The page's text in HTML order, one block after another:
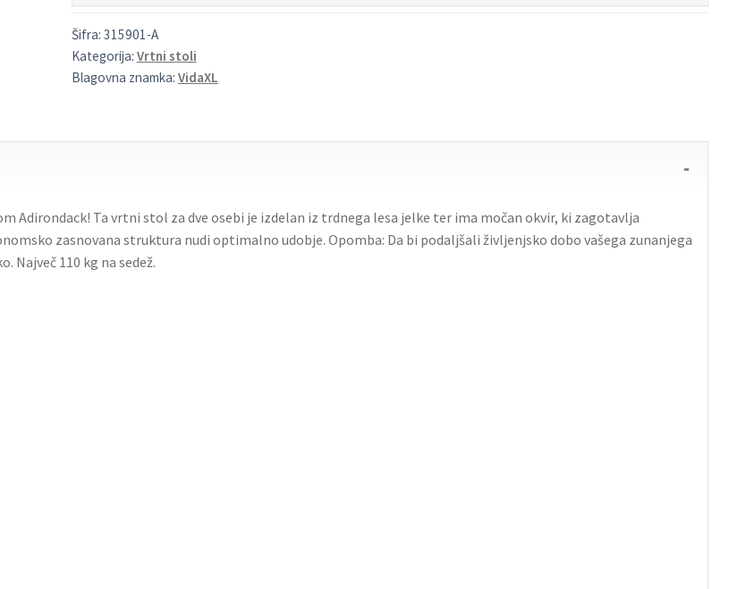
Šifra: 315901-A
Kategorija: Vrtni stoli
Blagovna znamka: VidaXL
Ta vrtni stol za dve osebi je izdelan iz trdnega lesa jelke ter ima močan okvir, ki zagotavlja
zasnovana struktura nudi optimalno udobje. Opomba: Da bi podaljšali življenjsko dobo vašega zunanjega
Največ 110 kg na sedež.